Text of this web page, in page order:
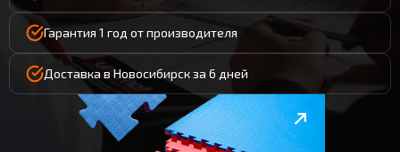
Гарантия 1 год от производителя
Доставка в Новосибирск за 6 дней